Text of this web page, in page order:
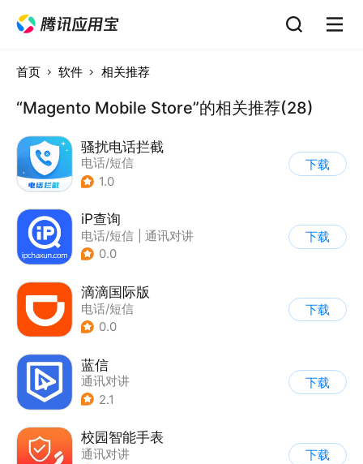
首页 软件 相关推荐
“Magento Mobile Store”的相关推荐(28)
骚扰电话拦截
电话/短信
1.0
下载
iP查询
电话/短信
通讯对讲
0.0
下载
滴滴国际版
电话/短信
0.0
下载
蓝信
通讯对讲
2.1
下载
校园智能手表
通讯对讲
下载